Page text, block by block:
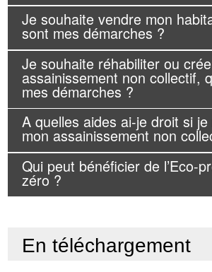
Je souhaite vendre mon
sont mes démarches ?
Je souhaite réhabiliter ou
assainissement non collectif,
mes démarches ?
A quelles aides ai-je droit si
mon assainissement non
Qui peut bénéficier de l’Eco-
zéro ?
En téléchargement